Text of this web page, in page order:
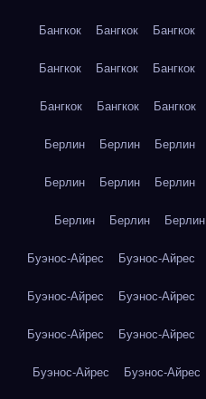
Бангкок Бангкок Бангкок
Бангкок Бангкок Бангкок
Бангкок Бангкок Бангкок
Берлин Берлин Берлин
Берлин Берлин Берлин
Берлин Берлин Берлин
Буэнос-Айрес Буэнос-Айрес
Буэнос-Айрес Буэнос-Айрес
Буэнос-Айрес Буэнос-Айрес
Буэнос-Айрес Буэнос-Айрес